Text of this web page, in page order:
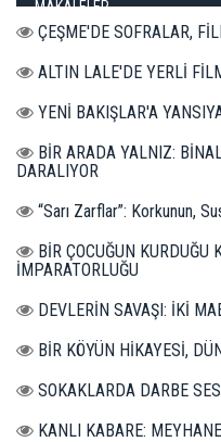
MAKALELER
ÇEŞME'DE SOFRALAR,
ALTIN LALE'DE YERLİ
YENİ BAKIŞLAR'A
BİR ARADA YALNIZ:
DARALIYOR
“Sarı Zarflar”: Korkunun,
BİR ÇOCUĞUN KURDUĞU
İMPARATORLUĞU
DEVLERİN SAVAŞI: İKİ
BİR KÖYÜN HİKAYESİ,
SOKAKLARDA DARBE
KANLI KABARE: